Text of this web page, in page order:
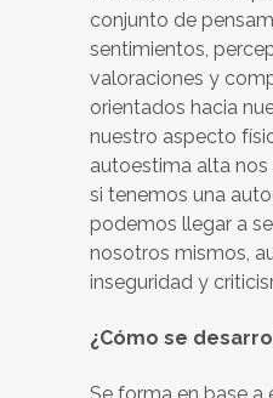
conjunto de
sentimientos,
valoraciones y
orientados hacia
nuestro aspecto
autoestima alta
si tenemos una
podemos llegar a
nosotros mismos,
inseguridad y
¿Cómo se